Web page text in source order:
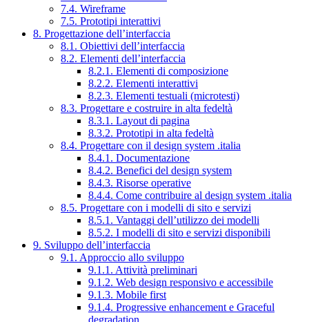
7.4. Wireframe
7.5. Prototipi interattivi
8. Progettazione dell’interfaccia
8.1. Obiettivi dell’interfaccia
8.2. Elementi dell’interfaccia
8.2.1. Elementi di composizione
8.2.2. Elementi interattivi
8.2.3. Elementi testuali (microtesti)
8.3. Progettare e costruire in alta fedeltà
8.3.1. Layout di pagina
8.3.2. Prototipi in alta fedeltà
8.4. Progettare con il design system .italia
8.4.1. Documentazione
8.4.2. Benefici del design system
8.4.3. Risorse operative
8.4.4. Come contribuire al design system .italia
8.5. Progettare con i modelli di sito e servizi
8.5.1. Vantaggi dell’utilizzo dei modelli
8.5.2. I modelli di sito e servizi disponibili
9. Sviluppo dell’interfaccia
9.1. Approccio allo sviluppo
9.1.1. Attività preliminari
9.1.2. Web design responsivo e accessibile
9.1.3. Mobile first
9.1.4. Progressive enhancement e Graceful
degradation